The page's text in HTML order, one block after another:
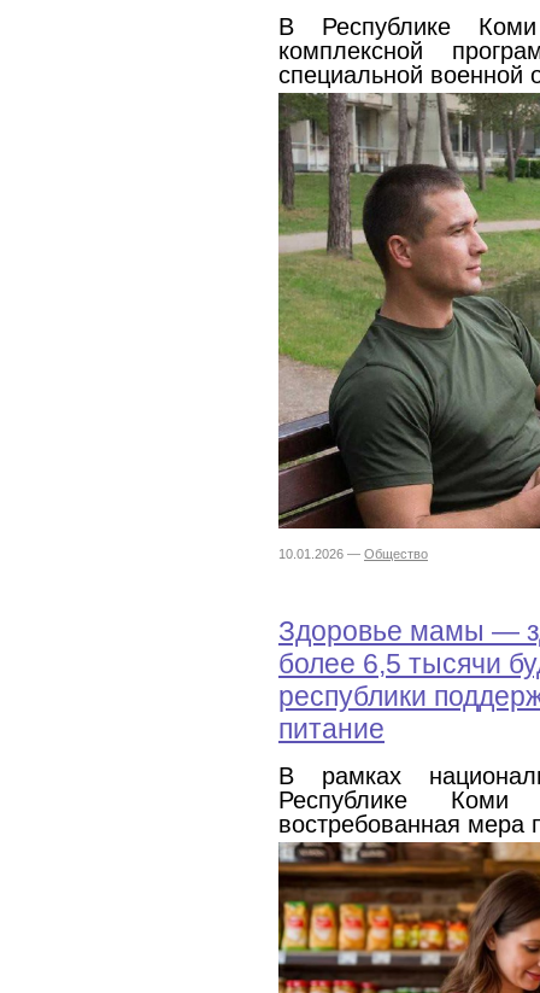
В Республике Коми
комплексной
специальной военной
10.01.2026 — Общество
Здоровье мамы —
более 6,5 тысячи
республики
питание
В рамках
Республике Коми
востребованная